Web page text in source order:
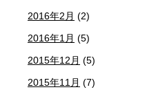
2016年2月 (2)
2016年1月 (5)
2015年12月 (5)
2015年11月 (7)